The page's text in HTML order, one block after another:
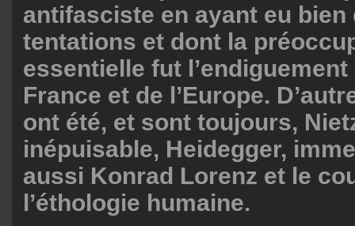
antifasciste en ayant eu bien
tentations et dont la
essentielle fut
France et de l’Europe.
ont été, et sont toujours,
inépuisable, Heidegger,
aussi Konrad Lorenz et le
l’éthologie humaine.